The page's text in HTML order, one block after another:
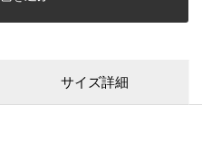
サイズ詳細